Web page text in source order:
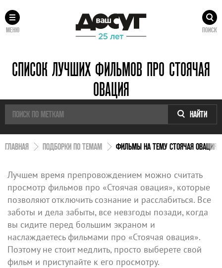
МЕНЮ ПОИСК
СПИСОК ЛУЧШИХ ФИЛЬМОВ ПРО СТОЯЧАЯ
ОВАЦИЯ
НАЙТИ
ГЛАВНАЯ ПОДБОРКИ ПО ТЕМАМ ФИЛЬМЫ НА ТЕМУ СТОЯЧАЯ ОВАЦИЯ
Лучшем время препровождением можно считать
просмотр фильмов про «Стоячая овация», которые
позволяют отключить сознание и расслабиться. Все
заботы и дела забыты, все невзгоды позади, когда
вы сидите перед большим экраном и
наслаждаетесь фильмами про «Стоячая овация».
Поэтому не стоит медлить, просто выберете свой
фильм и приступайте к его просмотру.